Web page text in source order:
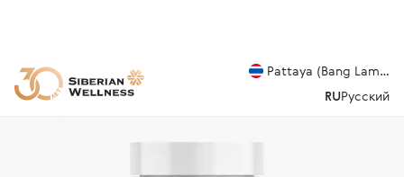
Pattaya (Bang
RUРусский